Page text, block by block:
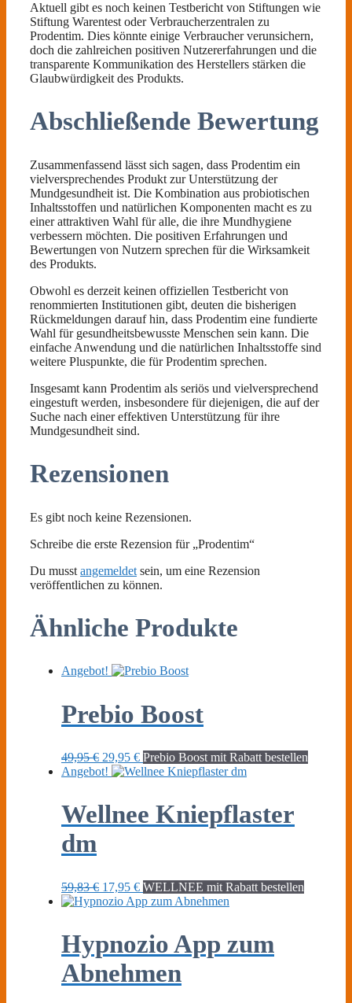
Aktuell gibt es noch keinen Testbericht von Stiftungen wie
Stiftung Warentest oder Verbraucherzentralen zu
Prodentim. Dies könnte einige Verbraucher verunsichern,
doch die zahlreichen positiven Nutzererfahrungen und die
transparente Kommunikation des Herstellers stärken die
Glaubwürdigkeit des Produkts.
Abschließende Bewertung
Zusammenfassend lässt sich sagen, dass Prodentim ein
vielversprechendes Produkt zur Unterstützung der
Mundgesundheit ist. Die Kombination aus probiotischen
Inhaltsstoffen und natürlichen Komponenten macht es zu
einer attraktiven Wahl für alle, die ihre Mundhygiene
verbessern möchten. Die positiven Erfahrungen und
Bewertungen von Nutzern sprechen für die Wirksamkeit
des Produkts.
Obwohl es derzeit keinen offiziellen Testbericht von
renommierten Institutionen gibt, deuten die bisherigen
Rückmeldungen darauf hin, dass Prodentim eine fundierte
Wahl für gesundheitsbewusste Menschen sein kann. Die
einfache Anwendung und die natürlichen Inhaltsstoffe sind
weitere Pluspunkte, die für Prodentim sprechen.
Insgesamt kann Prodentim als seriös und vielversprechend
eingestuft werden, insbesondere für diejenigen, die auf der
Suche nach einer effektiven Unterstützung für ihre
Mundgesundheit sind.
Rezensionen
Es gibt noch keine Rezensionen.
Schreibe die erste Rezension für „Prodentim“
Du musst angemeldet sein, um eine Rezension
veröffentlichen zu können.
Ähnliche Produkte
Angebot!
Prebio Boost
49,95€ Ursprünglicher
Preis
29,95 €Aktueller
Preis
Prebio Boost mit Rabatt bestellen
Angebot!
Wellnee Kniepflaster
dm
59,83€ Ursprünglicher
Preis
17,95 €Aktueller
Preis
WELLNEE mit Rabatt bestellen
Hypnozio App zum
Abnehmen